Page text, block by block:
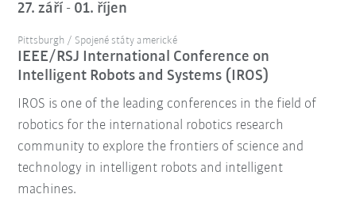
27. září - 01. říjen
Pittsburgh / Spojené státy americké
IEEE/RSJ International Conference on
Intelligent Robots and Systems (IROS)
IROS is one of the leading conferences in the field of
robotics for the international robotics research
community to explore the frontiers of science and
technology in intelligent robots and intelligent
machines.